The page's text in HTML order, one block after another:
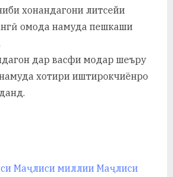
хонандагони литсейи
омода намуда пешкаши
дар васфи модар шеъру
хотири иштирокчиёнро
Маҷлиси миллии Маҷлиси